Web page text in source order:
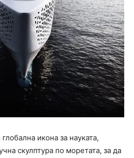
икона за науката,
скулптура по моретата, за да